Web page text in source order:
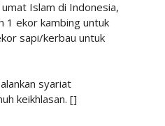
umat Islam di Indonesia,
1 ekor kambing untuk
sapi/kerbau untuk
syariat
keikhlasan. []